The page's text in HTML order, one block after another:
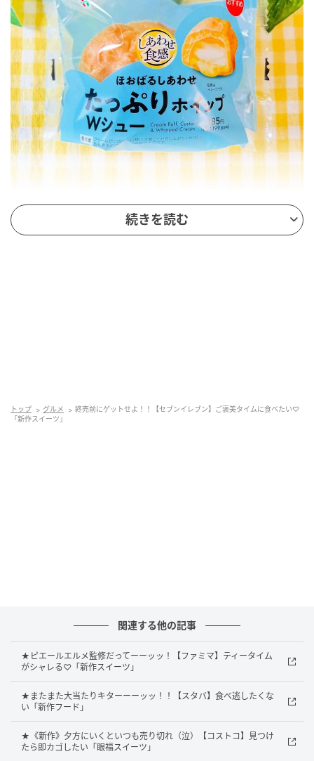
家事や仕事の合間に気軽に食べられそうな、お手軽感
ム入り
出典：Instagram
続きを読む
トップ グルメ
終売前にゲットせよ！！【セブンイレブン】ご褒美タイムに食べたい♡
「新作スイーツ」
関連する他の記事
★ピエールエルメ監修だってーーッッ！【ファミマ】ティータイム
がシャレる♡「新作スイーツ」
★またまた大当たりキターーーッッ！！【スタバ】食べ逃したくな
い「新作フード」
★《新作》夕方にいくといつも売り切れ（泣）【コストコ】見つけ
たら即カゴしたい「眼福スイーツ」